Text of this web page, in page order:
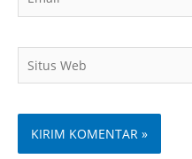
Situs
Web